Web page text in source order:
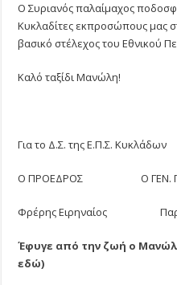
Ο Συριανός παλαίμαχος
Κυκλαδίτες εκπροσώπους μας
βασικό στέλεχος του Εθνικού
Καλό ταξίδι Μανώλη!
Για το Δ.Σ. της Ε.Π.Σ. Κυκλάδων
Ο ΠΡΟΕΔΡΟΣ Ο ΓΕΝ.
Φρέρης Ειρηναίος
Έφυγε από την ζωή ο
εδώ)